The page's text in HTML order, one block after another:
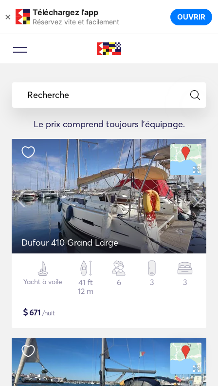
× Téléchargez l’app
Réservez vite et facilement OUVRIR
Recherche
Le prix comprend toujours l'équipage.
Dufour 410 Grand Large
Yacht à voile
41 ft
12 m
6 3 3
$671 /nuit